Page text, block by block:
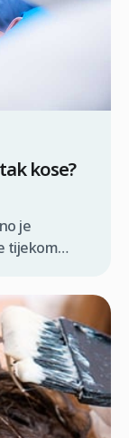
kose?
je
tijekom
da je
da se
je pred